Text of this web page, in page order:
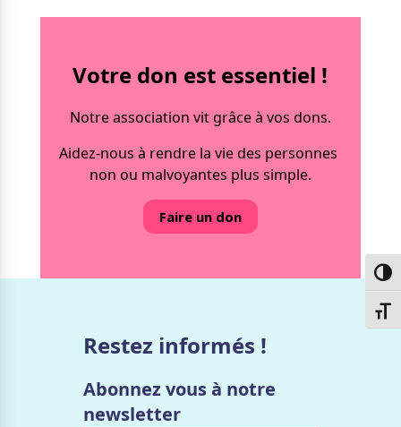
Votre don est essentiel !
Notre association vit grâce à vos dons.
Aidez-nous à rendre la vie des personnes
non ou malvoyantes plus simple.
Faire un don
Restez informés !
Abonnez vous à notre
newsletter